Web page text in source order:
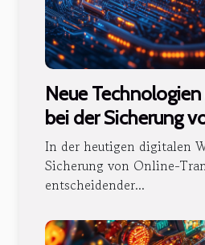
Neue
bei der Sicherung
Transaktionen
In der heutigen digitalen
Sicherung von Online-
entscheidender...